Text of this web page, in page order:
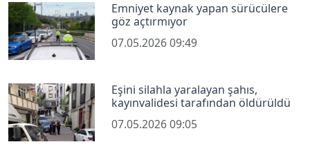
Emniyet kaynak yapan sürücülere
göz açtırmıyor
07.05.2026 09:49
Eşini silahla yaralayan şahıs,
kayınvalidesi tarafından öldürüldü
07.05.2026 09:05